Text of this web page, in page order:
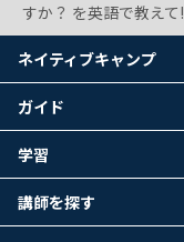
すか？ を英語で教えて!
ネイティブキャンプ
ガイド
学習
講師を探す